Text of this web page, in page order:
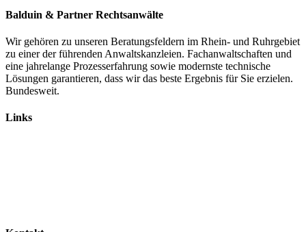
Balduin & Partner Rechtsanwälte
Wir gehören zu unseren Beratungsfeldern im Rhein- und Ruhrgebiet
zu einer der führenden Anwaltskanzleien. Fachanwaltschaften und
eine jahrelange Prozesserfahrung sowie modernste technische
Lösungen garantieren, dass wir das beste Ergebnis für Sie erzielen.
Bundesweit.
Links